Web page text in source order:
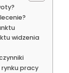
widzenia
pracy